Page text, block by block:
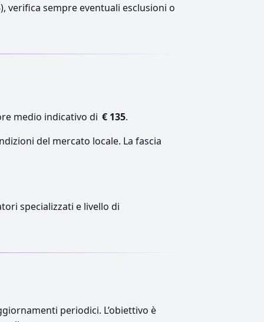
verifica sempre eventuali esclusioni o
medio indicativo di € 135.
del mercato locale. La fascia
specializzati e livello di
periodici. L’obiettivo è